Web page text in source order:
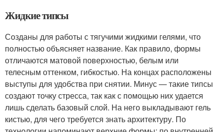
Жидкие типсы
Созданы для работы с тягучими жидкими гелями, что
полностью объясняет название. Как правило, формы
отличаются матовой поверхностью, белым или
телесным оттенком, гибкостью. На концах расположены
выступы для удобства при снятии. Минус — такие типсы
создают точку стресса, так как с помощью них удается
лишь сделать базовый слой. На него выкладывают гель
кистью, для чего требуется знать архитектуру. По